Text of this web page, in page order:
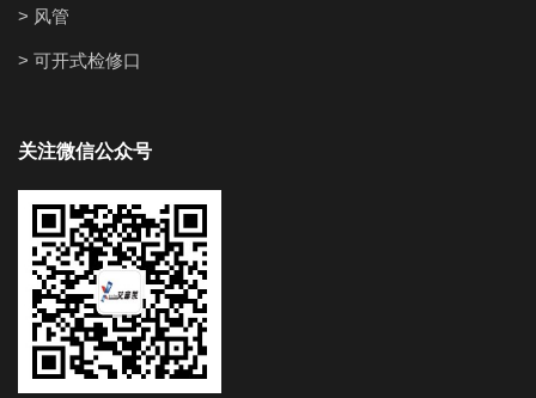
> 风管
> 可开式检修口
关注微信公众号